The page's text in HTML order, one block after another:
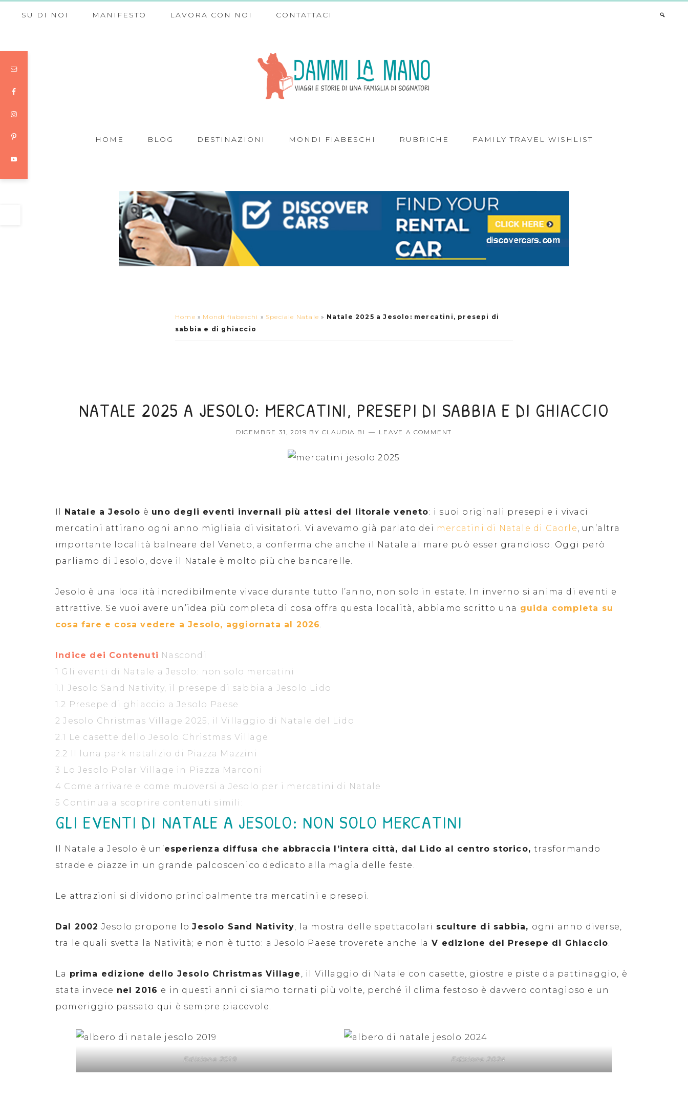
SU DI NOI MANIFESTO LAVORA CON NOI CONTATTACI
HOME BLOG DESTINAZIONI MONDI FIABESCHI RUBRICHE FAMILY TRAVEL WISHLIST
Home » Mondi fiabeschi » Speciale Natale » Natale 2025 a Jesolo: mercatini, presepi di
sabbia e di ghiaccio
NATALE 2025 A JESOLO: MERCATINI, PRESEPI DI SABBIA E DI GHIACCIO
DICEMBRE 31, 2019 BY CLAUDIA BI LEAVE A COMMENT
Il Natale a Jesolo è uno degli eventi invernali più attesi del litorale veneto: i suoi originali presepi e i vivaci
mercatini attirano ogni anno migliaia di visitatori. Vi avevamo già parlato dei mercatini di Natale di Caorle , un’altra
importante località balneare del Veneto, a conferma che anche il Natale al mare può esser grandioso. Oggi però
parliamo di Jesolo, dove il Natale è molto più che bancarelle.
Jesolo è una località incredibilmente vivace durante tutto l’anno, non solo in estate. In inverno si anima di eventi e
attrattive. Se vuoi avere un’idea più completa di cosa offra questa località, abbiamo scritto una guida completa su
cosa fare e cosa vedere a Jesolo, aggiornata al 2026
Indice dei Contenuti Nascondi
1 Gli eventi di Natale a Jesolo: non solo mercatini
1.1 Jesolo Sand Nativity, il presepe di sabbia a Jesolo Lido
1.2 Presepe di ghiaccio a Jesolo Paese
2 Jesolo Christmas Village 2025, il Villaggio di Natale del Lido
2.1 Le casette dello Jesolo Christmas Village
2.2 Il luna park natalizio di Piazza Mazzini
3 Lo Jesolo Polar Village in Piazza Marconi
4 Come arrivare e come muoversi a Jesolo per i mercatini di Natale
5 Continua a scoprire contenuti simili:
GLI EVENTI DI NATALE A JESOLO: NON SOLO MERCATINI
Il Natale a Jesolo è un’esperienza diffusa che abbraccia l’intera città, dal Lido al centro storico,trasformando
strade e piazze in un grande palcoscenico dedicato alla magia delle feste.
Le attrazioni si dividono principalmente tra mercatini e presepi.
Dal 2002 Jesolo propone loJesolo Sand Nativity , la mostra delle spettacolari sculture di sabbia, ogni anno diverse,
tra le quali svetta la Natività; e non è tutto: a Jesolo Paese troverete anche la V edizione del Presepe di Ghiaccio
La prima edizione dello Jesolo Christmas Village
, il Villaggio di Natale con casette, giostre e piste da pattinaggio, è
stata invece nel 2016 e in questi anni ci siamo tornati più volte, perché il clima festoso è davvero contagioso e un
pomeriggio passato qui è sempre piacevole.
Edizione 2019 Edizione 2024